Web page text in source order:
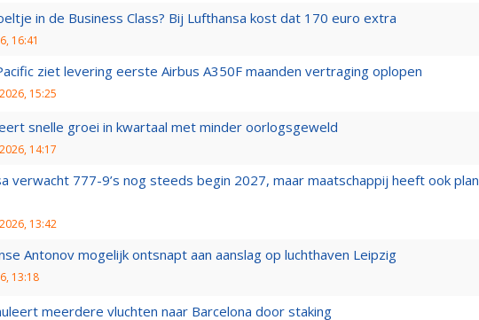
in de Business Class? Bij Lufthansa kost dat 170 euro extra
16:41
ziet levering eerste Airbus A350F maanden vertraging oplopen
15:25
snelle groei in kwartaal met minder oorlogsgeweld
14:17
verwacht 777-9’s nog steeds begin 2027, maar maatschappij heeft ook plan
13:42
Antonov mogelijk ontsnapt aan aanslag op luchthaven Leipzig
13:18
meerdere vluchten naar Barcelona door staking